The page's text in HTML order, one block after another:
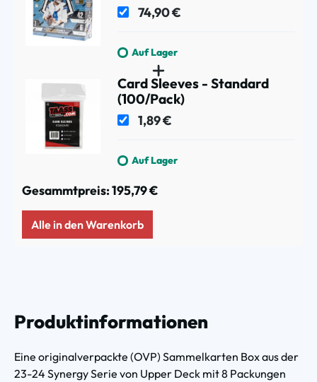
74,90 €
Auf Lager
Card Sleeves - Standard
(100/Pack)
1,89 €
Auf Lager
Gesammtpreis:195,79 €
Alle in den Warenkorb
Produktinformationen
Eine originalverpackte (OVP) Sammelkarten Box aus der
23-24 Synergy Serie von Upper Deck mit 8 Packungen